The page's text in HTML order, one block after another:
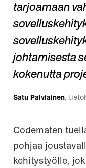
tarjoamaan
johtamisesta
kokenutta
Satu Palviainen,
Codematen
pohjaa
kehitystyölle,